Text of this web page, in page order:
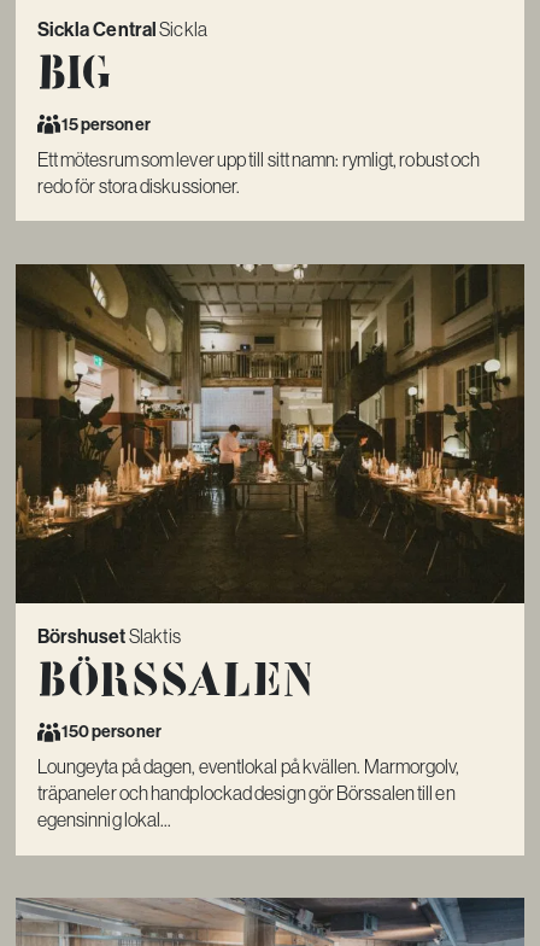
Sickla CentralSickla
Big
15 personer
Ett mötesrum som lever upp till sitt namn: rymligt, robust och
redo för stora diskussioner.
BörshusetSlaktis
Börssalen
150 personer
Loungeyta på dagen, eventlokal på kvällen. Marmorgolv,
träpaneler och handplockad design gör Börssalen till en
egensinnig lokal...